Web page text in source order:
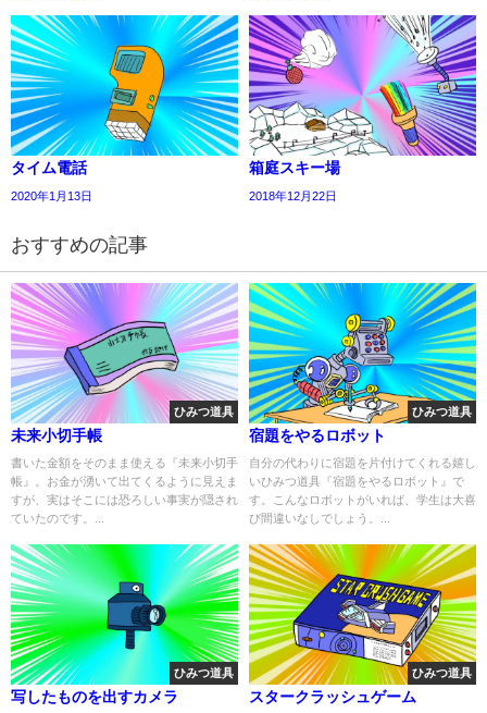
タイム電話
2020年1月13日
箱庭スキー場
2018年12月22日
おすすめの記事
ひみつ道具
未来小切手帳
書いた金額をそのまま使える『未来小切手
帳』。お金が湧いて出てくるように見えま
すが、実はそこには恐ろしい事実が隠され
ていたのです。...
ひみつ道具
宿題をやるロボット
自分の代わりに宿題を片付けてくれる嬉し
いひみつ道具『宿題をやるロボット』で
す。こんなロボットがいれば、学生は大喜
び間違いなしでしょう。...
ひみつ道具
写したものを出すカメラ
ひみつ道具
スタークラッシュゲーム